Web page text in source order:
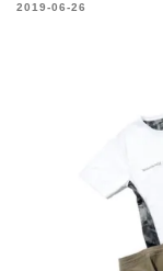
2019-06-26